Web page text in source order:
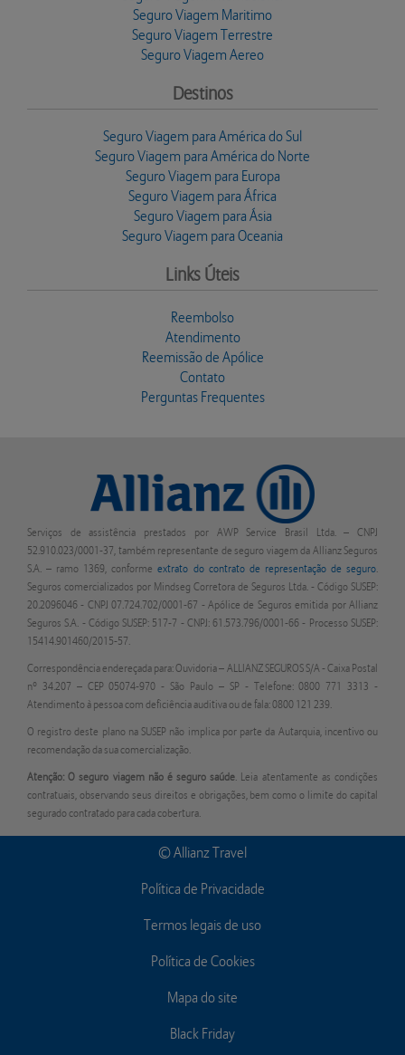
Seguro Viagem Maritimo
Seguro Viagem Terrestre
Seguro Viagem Aereo
Destinos
Seguro Viagem para América do Sul
Seguro Viagem para América do Norte
Seguro Viagem para Europa
Seguro Viagem para África
Seguro Viagem para Ásia
Seguro Viagem para Oceania
Links Úteis
Reembolso
Atendimento
Reemissão de Apólice
Contato
Perguntas Frequentes
Serviços de assistência prestados por AWP Service Brasil Ltda. – CNPJ
52.910.023/0001-37, também representante de seguro viagem da Allianz Seguros
S.A. – ramo 1369, conformeextrato do contrato de representação de seguro.
Seguros comercializados por Mindseg Corretora de Seguros Ltda. - Código SUSEP:
20.2096046 - CNPJ 07.724.702/0001-67 - Apólice de Seguros emitida por Allianz
Seguros S.A. - Código SUSEP: 517-7 - CNPJ: 61.573.796/0001-66 - Processo SUSEP:
15414.901460/2015-57.
Correspondência endereçada para: Ouvidoria – ALLIANZ SEGUROS S/A - Caixa Postal
nº 34.207 – CEP 05074-970 - São Paulo – SP - Telefone: 0800 771 3313 -
Atendimento à pessoa com deficiência auditiva ou de fala: 0800 121 239.
O registro deste plano na SUSEP não implica por parte da Autarquia, incentivo ou
recomendação da sua comercialização.
Atenção: O seguro viagem não é seguro saúde. Leia atentamente as condições
contratuais, observando seus direitos e obrigações, bem como o limite do capital
segurado contratado para cada cobertura.
© Allianz Travel
Política de Privacidade
Termos legais de uso
Política de Cookies
Mapa do site
Black Friday